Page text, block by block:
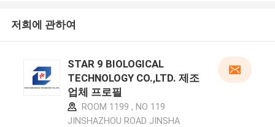
저희에 관하여
STAR 9 BIOLOGICAL
TECHNOLOGY CO.,LTD. 제조
업체 프로필
ROOM 1199 , NO 119
JINSHAZHOU ROAD JINSHA